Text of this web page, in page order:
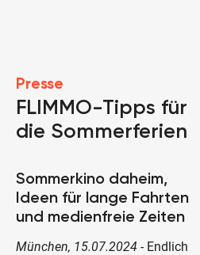
Presse
FLIMMO-Tipps für
die Sommerferien
Sommerkino daheim,
Ideen für lange Fahrten
und medienfreie Zeiten
München, 15.07.2024 - Endlich